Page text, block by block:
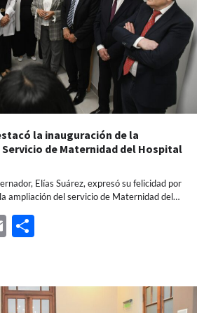
la inauguración de la
de Maternidad del Hospital
Elías Suárez, expresó su felicidad por
ampliación del servicio de Maternidad del…
Email